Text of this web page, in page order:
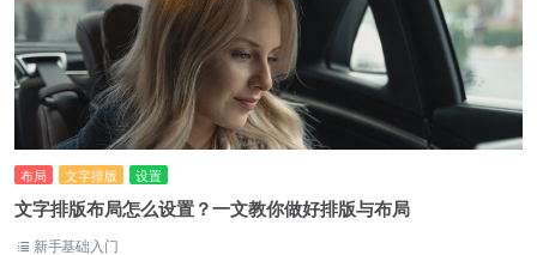
布局 文字排版 设置
文字排版布局怎么设置？一文教你做好排版与布局
新手基础入门